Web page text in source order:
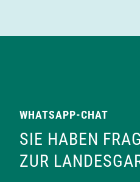
n
WHATSAPP-CHAT
SIE HABEN
ZUR